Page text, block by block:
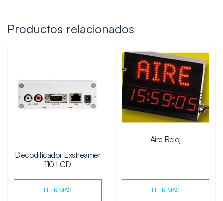
Productos relacionados
Decodificador Exstreamer
110 LCD
LEER MÁS
Aire Reloj
LEER MÁS